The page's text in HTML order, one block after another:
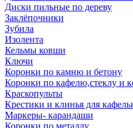
Диски пильные по дереву
Заклёпочники
Зубила
Изолента
Кельмы ковши
Ключи
Коронки по камню и бетону
Коронки по кафелю,стеклу и
Краскопульты
Крестики и клинья для
Маркеры- карандаши
Коронки по металлу